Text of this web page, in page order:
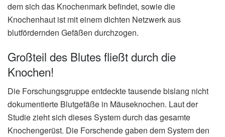
dem sich das Knochenmark befindet, sowie die
Knochenhaut ist mit einem dichten Netzwerk aus
blutfördernden Gefäßen durchzogen.
Großteil des Blutes fließt durch die
Knochen!
Die Forschungsgruppe entdeckte tausende bislang nicht
dokumentierte Blutgefäße in Mäuseknochen. Laut der
Studie zieht sich dieses System durch das gesamte
Knochengerüst. Die Forschende gaben dem System den